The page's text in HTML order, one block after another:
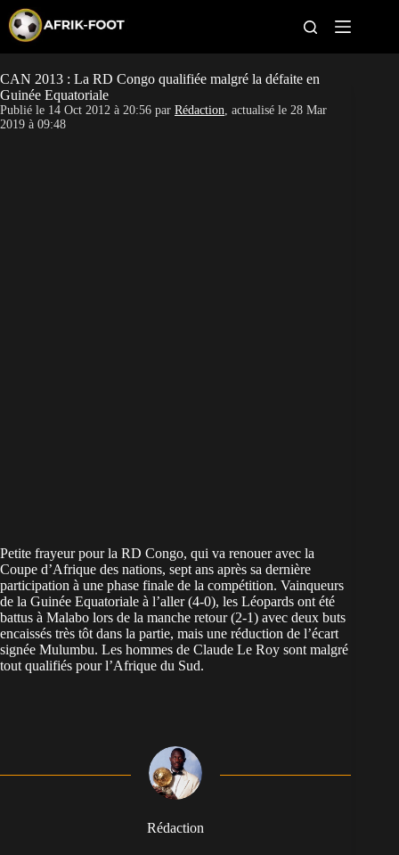
p
o
c
o
CAN féminine
CAN 2013 : La RD Congo qualifiée malgré la défaite en
Guinée Equatoriale
Publié le 14 Oct 2012 à 20:56 par Rédaction, actualisé le 28 Mar
2019 à 09:48
Petite frayeur pour la RD Congo, qui va renouer avec la
Coupe d’Afrique des nations, sept ans après sa dernière
participation à une phase finale de la compétition. Vainqueurs
de la Guinée Equatoriale à l’aller (4-0), les Léopards ont été
battus à Malabo lors de la manche retour (2-1) avec deux buts
encaissés très tôt dans la partie, mais une réduction de l’écart
signée Mulumbu. Les hommes de Claude Le Roy sont malgré
tout qualifiés pour l’Afrique du Sud.
Rédaction